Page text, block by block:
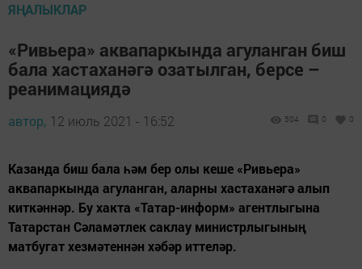
ЯҢАЛЫКЛАР
«Ривьера» аквапаркында агуланган биш
бала хастаханәгә озатылган, берсе –
реанимациядә
автор, 12 июль 2021 - 16:52 504 0 0
Казанда биш бала һәм бер олы кеше «Ривьера»
аквапаркында агуланган, аларны хастаханәгә алып
киткәннәр. Бу хакта «Татар-информ» агентлыгына
Татарстан Сәламәтлек саклау министрлыгының
матбугат хезмәтеннән хәбәр иттеләр.